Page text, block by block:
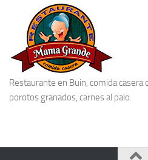
Restaurante en Buin, comida casera
porotos granados, carnes al palo.